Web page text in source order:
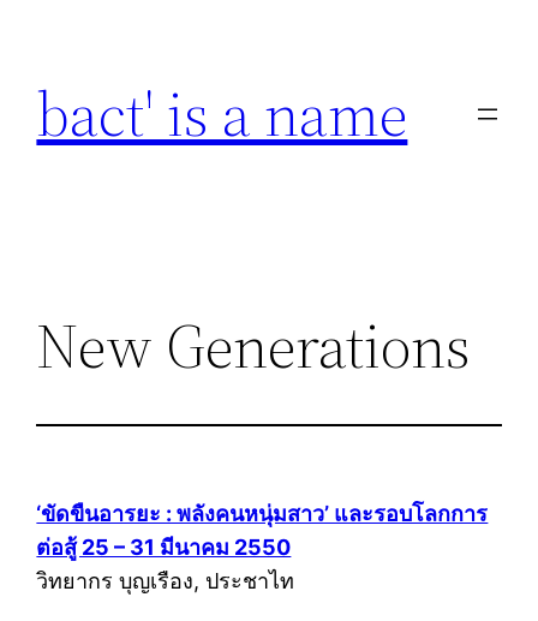
content
bact' is a name
New Generations
‘ขัดขืนอารยะ : พลังคนหนุ่มสาว’ และรอบโลกการ
ต่อสู้ 25 – 31 มีนาคม 2550
วิทยากร บุญเรือง, ประชาไท